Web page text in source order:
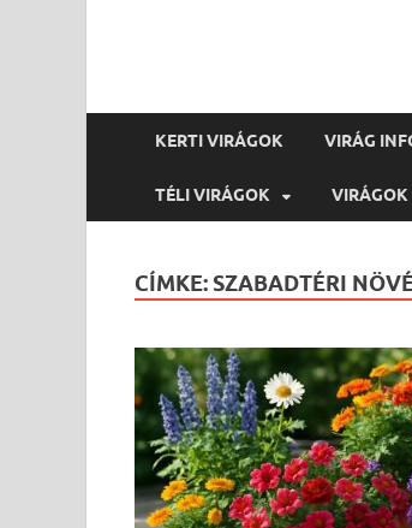
KERTI VIRÁGOK VIRÁG
TÉLI VIRÁGOK
CÍMKE: SZABADTÉRI